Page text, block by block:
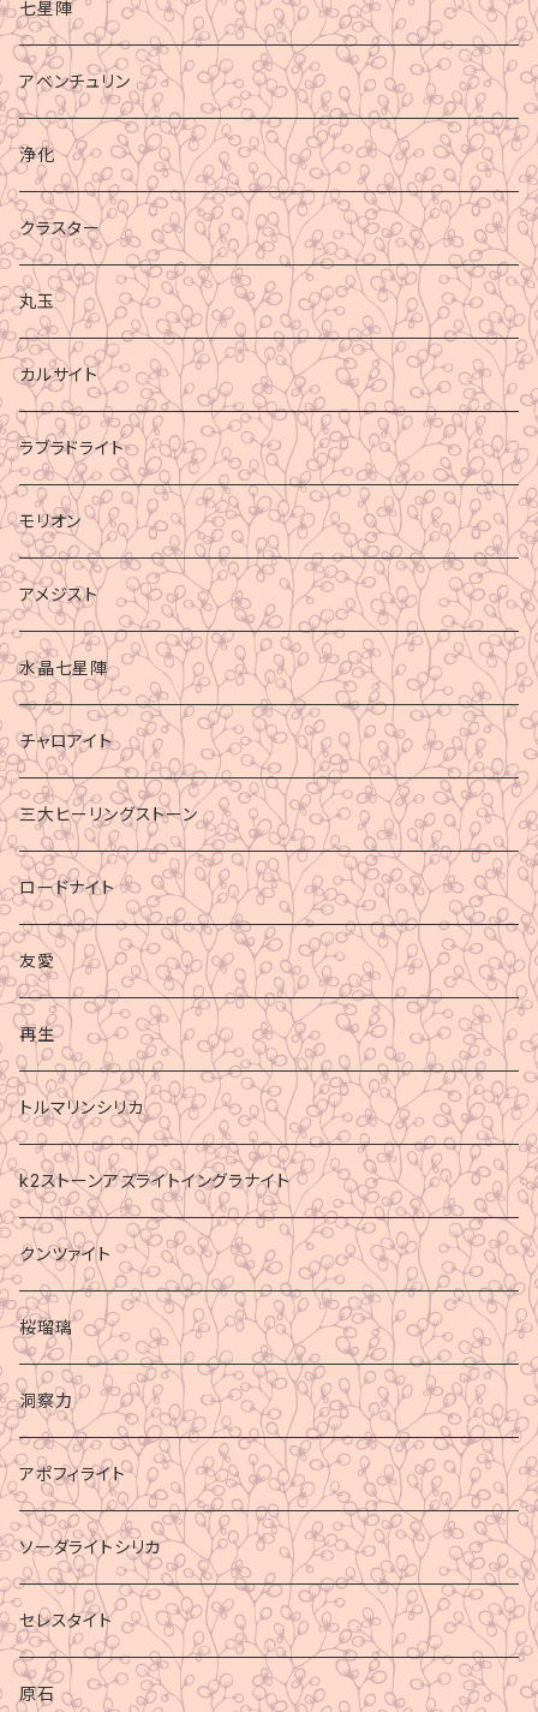
七星陣
アベンチュリン
浄化
クラスター
丸玉
カルサイト
ラブラドライト
モリオン
アメジスト
水晶七星陣
チャロアイト
三大ヒーリングストーン
ロードナイト
友愛
再生
トルマリンシリカ
k2ストーンアズライトイングラナイト
クンツァイト
桜瑠璃
洞察力
アポフィライト
ソーダライトシリカ
セレスタイト
原石